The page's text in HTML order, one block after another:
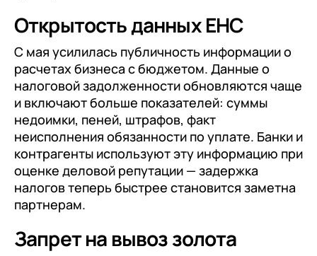
Открытость данных ЕНС
С мая усилилась публичность информации о
расчетах бизнеса с бюджетом. Данные о
налоговой задолженности обновляются чаще
и включают больше показателей: суммы
недоимки, пеней, штрафов, факт
неисполнения обязанности по уплате. Банки и
контрагенты используют эту информацию при
оценке деловой репутации — задержка
налогов теперь быстрее становится заметна
партнерам.
Запрет на вывоз золота